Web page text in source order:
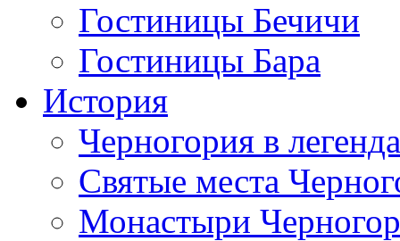
Гостиницы Бечичи
Гостиницы Бара
История
Черногория в
Святые места
Монастыри